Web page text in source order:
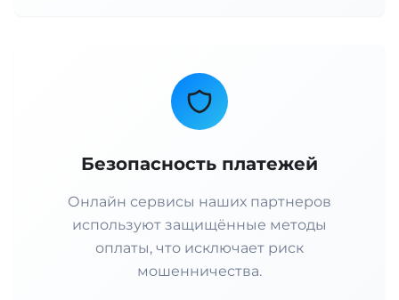
Безопасность платежей
Онлайн сервисы наших партнеров
используют защищённые методы
оплаты, что исключает риск
мошенничества.